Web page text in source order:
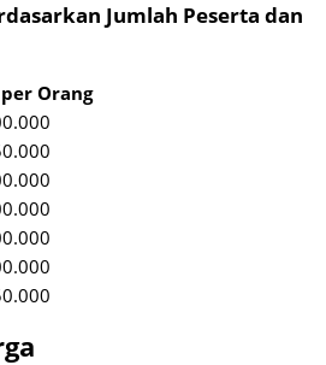
Jumlah Peserta dan
Orang